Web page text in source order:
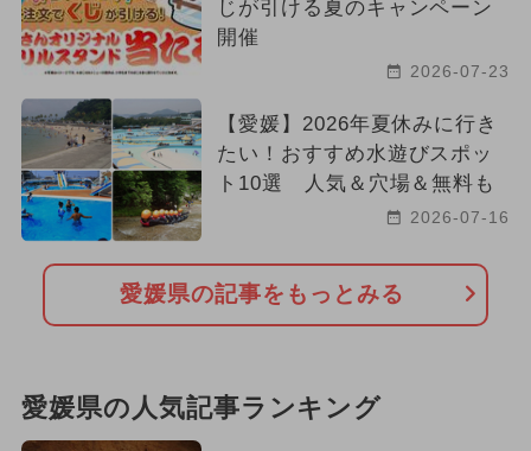
じが引ける夏のキャンペーン
開催
2026-07-23
【愛媛】2026年夏休みに行き
たい！おすすめ水遊びスポッ
ト10選 人気＆穴場＆無料も
2026-07-16
愛媛県の記事をもっとみる
愛媛県の人気記事ランキング